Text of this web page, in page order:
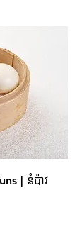
| នំប៉ាវ